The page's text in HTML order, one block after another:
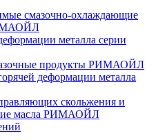
смазочно-охлаждающие
металла серии
продукты РИМАОЙЛ
деформации металла
скольжения и
масла РИМАОЙЛ